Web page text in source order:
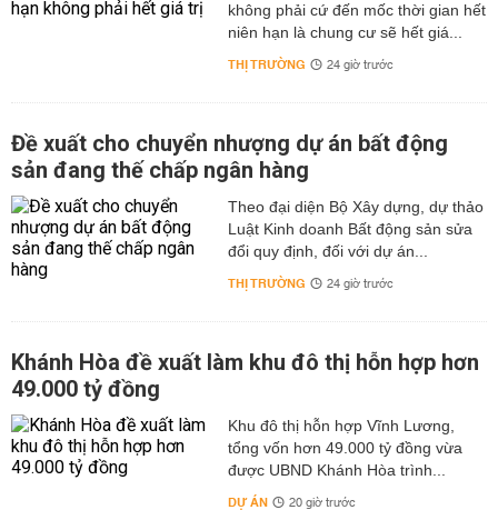
không phải cứ đến mốc thời gian hết
niên hạn là chung cư sẽ hết giá...
THỊ TRƯỜNG 24 giờ trước
Đề xuất cho chuyển nhượng dự án bất động
sản đang thế chấp ngân hàng
Theo đại diện Bộ Xây dựng, dự thảo
Luật Kinh doanh Bất động sản sửa
đổi quy định, đối với dự án...
THỊ TRƯỜNG 24 giờ trước
Khánh Hòa đề xuất làm khu đô thị hỗn hợp hơn
49.000 tỷ đồng
Khu đô thị hỗn hợp Vĩnh Lương,
tổng vốn hơn 49.000 tỷ đồng vừa
được UBND Khánh Hòa trình...
DỰ ÁN 20 giờ trước